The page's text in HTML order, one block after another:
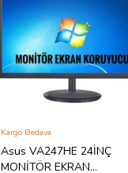
Asus VA247HE 24İNÇ
MONİTÖR EKRAN
Kargo Bedava